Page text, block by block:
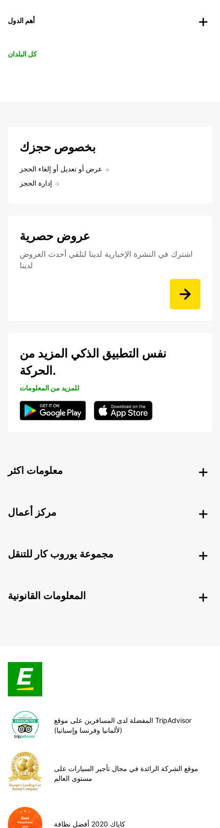
أهم الدول
كل البلدان
بخصوص حجزك
عرض أو تعديل أو إلغاء الحجز
إدارة الحجز
عروض حصرية
اشترك في النشرة الإخبارية لدينا لتلقي أحدث العروض
لدينا
نفس التطبيق الذكي المزيد من
الحركة.
للمزيد من المعلومات
معلومات اكثر
مركز أعمال
مجموعة يوروب كار للتنقل
المعلومات القانونية
المفضلة لدى المسافرين على موقع TripAdvisor
(لألمانيا وفرنسا وإسبانيا)
موقع الشركة الرائدة في مجال تأجير السيارات على
مستوى العالم
كاياك 2020 أفضل نظافة